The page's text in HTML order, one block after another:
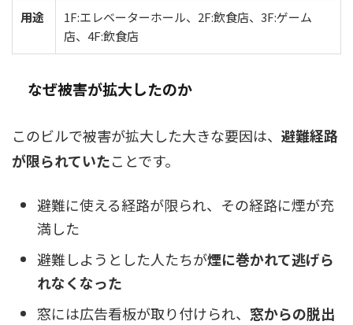
用途
1F:エレベーターホール、2F:飲食店、3F:ゲーム
店、4F:飲食店
なぜ被害が拡大したのか
このビルで被害が拡大した大きな要因は、 避難経路
が限られていたことです。
避難に使える経路が限られ、その経路に煙が充
満した
避難しようとした人たちが煙に巻かれて逃げら
れなくなった
窓には広告看板が取り付けられ、 窓からの脱出